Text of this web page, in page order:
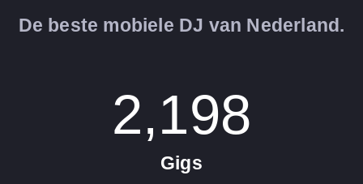
De beste mobiele DJ van Nederland.
2,198
Gigs